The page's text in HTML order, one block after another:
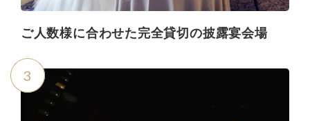
ご人数様に合わせた完全貸切の披露宴会場
3